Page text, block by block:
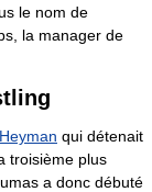
le nom de
la manager de
qui détenait
troisième plus
a donc débuté